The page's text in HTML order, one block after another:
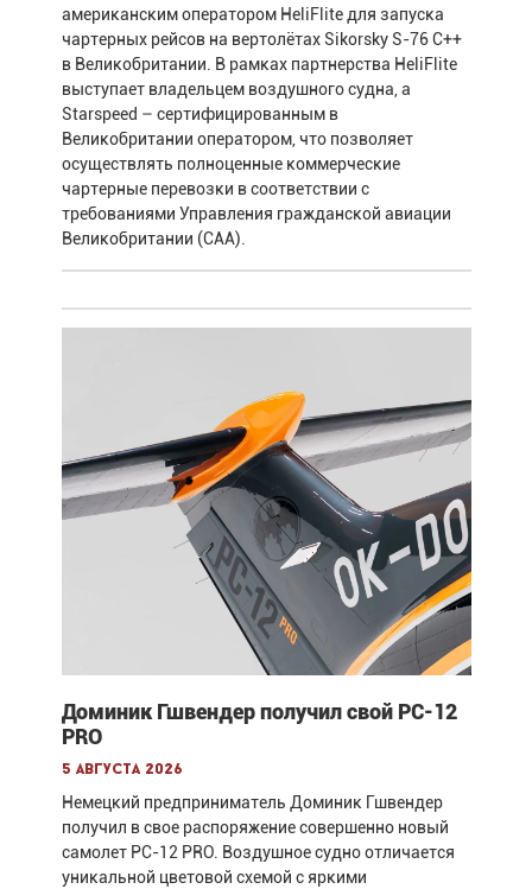
американским оператором HeliFlite для запуска
чартерных рейсов на вертолётах Sikorsky S-76 C++
в Великобритании. В рамках партнерства HeliFlite
выступает владельцем воздушного судна, а
Starspeed – сертифицированным в
Великобритании оператором, что позволяет
осуществлять полноценные коммерческие
чартерные перевозки в соответствии с
требованиями Управления гражданской авиации
Великобритании (CAA).
Доминик Гшвендер получил свой PC-12
PRO
5 августа 2026
Немецкий предприниматель Доминик Гшвендер
получил в свое распоряжение совершенно новый
самолет PC-12 PRO. Воздушное судно отличается
уникальной цветовой схемой с яркими